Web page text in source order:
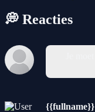
💭 Reacties
{{fullname}}